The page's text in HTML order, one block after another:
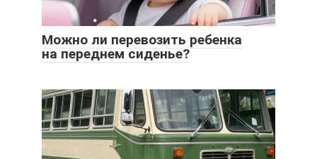
Можно ли перевозить ребенка
на переднем сиденье?